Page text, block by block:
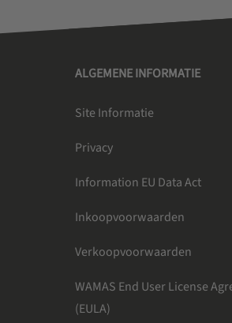
ALGEMENE INFORMATIE
Site Informatie
Privacy
Information EU Data Act
Inkoopvoorwaarden
Verkoopvoorwaarden
WAMAS End User License
(EULA)